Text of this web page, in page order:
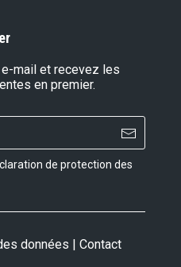
mail et recevez les
en premier.
de protection des
données | Contact